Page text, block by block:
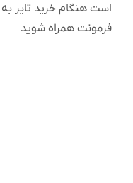
است هنگام خرید تایر به
فرمونت همراه شوید